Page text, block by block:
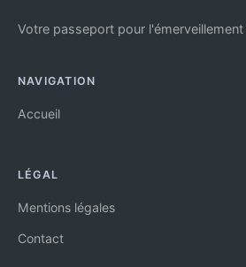
Votre passeport pour
NAVIGATION
Accueil
LÉGAL
Mentions légales
Contact